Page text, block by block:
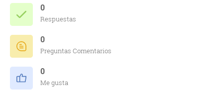
0
Respuestas
0
Preguntas Comentarios
0
Me gusta